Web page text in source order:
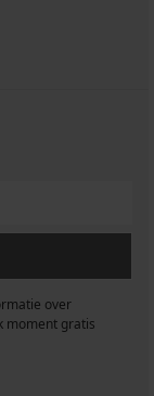
over
moment gratis